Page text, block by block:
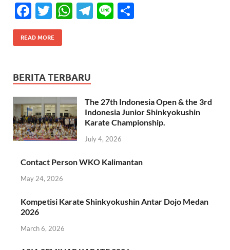
F
ac
e
o
o
k
T
w
itt
W
A
p
p
T
Li
READ MORE
BERITA TERBARU
The 27th Indonesia Open & the 3rd
Indonesia Junior Shinkyokushin
Karate Championship.
July 4, 2026
Contact Person WKO Kalimantan
May 24, 2026
Kompetisi Karate Shinkyokushin Antar Dojo Medan
2026
March 6, 2026